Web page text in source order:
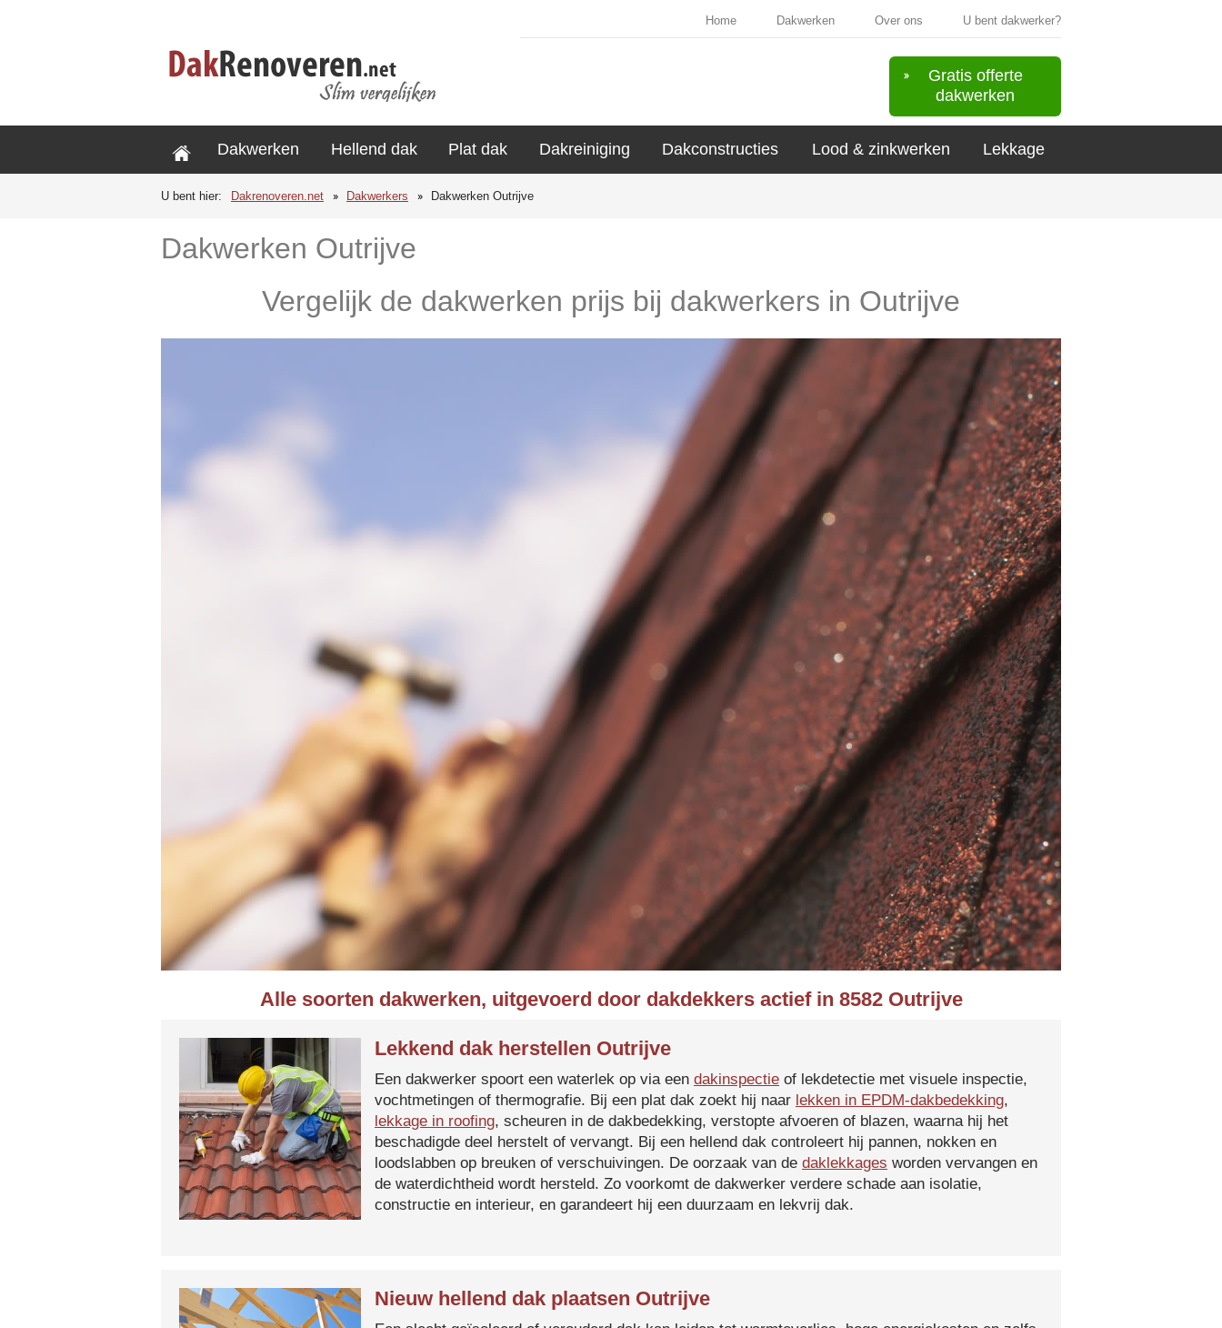
Home Dakwerken Over ons U bent dakwerker?
Gratis offerte
dakwerken
Dakwerken Hellend dak Plat dak Dakreiniging Dakconstructies Lood & zinkwerken Lekkage
U bent hier: Dakrenoveren.net Dakwerkers Dakwerken Outrijve
Dakwerken Outrijve
Vergelijk de dakwerken prijs bij dakwerkers in Outrijve
Alle soorten dakwerken, uitgevoerd door dakdekkers actief in 8582 Outrijve
Lekkend dak herstellen Outrijve
Een dakwerker spoort een waterlek op via een dakinspectie of lekdetectie met visuele inspectie,
vochtmetingen of thermografie. Bij een plat dak zoekt hij naar lekken in EPDM-dakbedekking,
lekkage in roofing, scheuren in de dakbedekking, verstopte afvoeren of blazen, waarna hij het
beschadigde deel herstelt of vervangt. Bij een hellend dak controleert hij pannen, nokken en
loodslabben op breuken of verschuivingen. De oorzaak van de daklekkages worden vervangen en
de waterdichtheid wordt hersteld. Zo voorkomt de dakwerker verdere schade aan isolatie,
constructie en interieur, en garandeert hij een duurzaam en lekvrij dak.
Nieuw hellend dak plaatsen Outrijve